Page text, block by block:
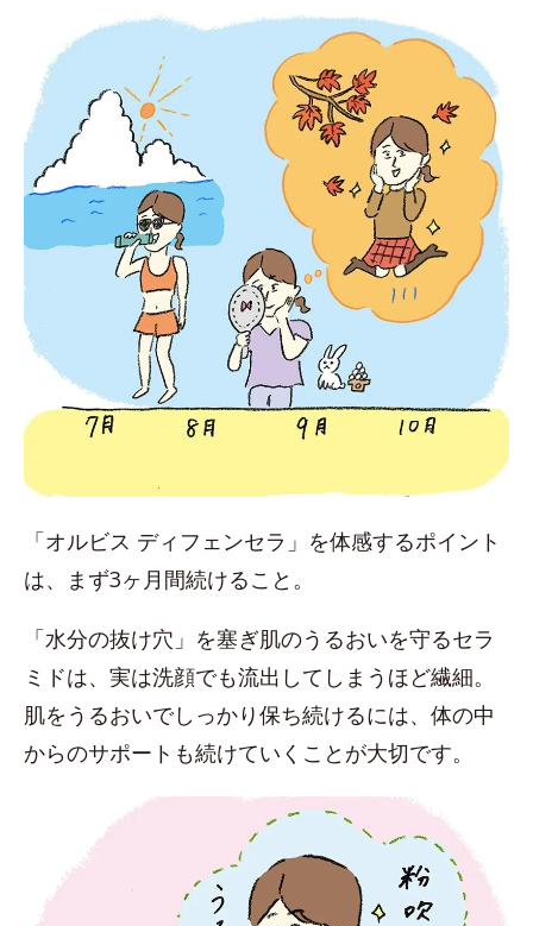
「オルビス ディフェンセラ」を体感するポイント
は、まず3ヶ月間続けること。
「水分の抜け穴」を塞ぎ肌のうるおいを守るセラ
ミドは、実は洗顔でも流出してしまうほど繊細。
肌をうるおいでしっかり保ち続けるには、体の中
からのサポートも続けていくことが大切です。